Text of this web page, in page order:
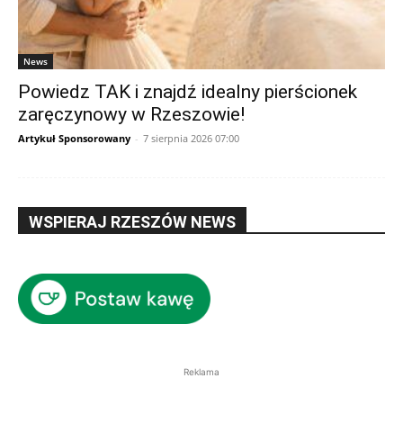
News
Powiedz TAK i znajdź idealny pierścionek
zaręczynowy w Rzeszowie!
Artykuł Sponsorowany - 7 sierpnia 2026 07:00
WSPIERAJ RZESZÓW NEWS
Reklama